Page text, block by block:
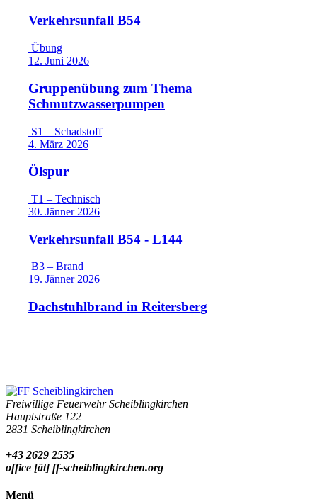
Verkehrsunfall B54
Übung
12. Juni 2026
Gruppenübung zum Thema
Schmutzwasserpumpen
S1 – Schadstoff
4. März 2026
Ölspur
T1 – Technisch
30. Jänner 2026
Verkehrsunfall B54 - L144
B3 – Brand
19. Jänner 2026
Dachstuhlbrand in Reitersberg
Freiwillige Feuerwehr Scheiblingkirchen
Hauptstraße 122
2831 Scheiblingkirchen
+43 2629 2535
office [ät] ff-scheiblingkirchen.org
Menü